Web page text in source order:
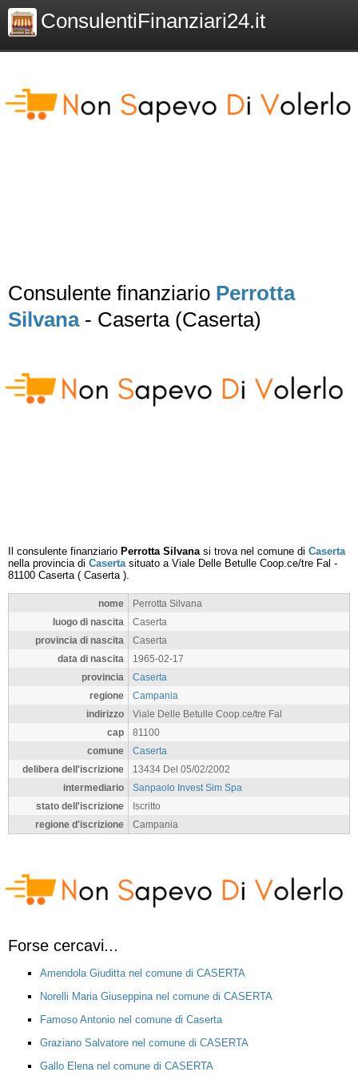
ConsulentiFinanziari24.it
Consulente finanziario Perrotta
Silvana- Caserta (Caserta)
Il consulente finanziario Perrotta Silvanasi trova nel comune di Caserta
nella provincia di Casertasituato a Viale Delle Betulle Coop.ce/tre Fal -
81100 Caserta( Caserta).
nome
Perrotta Silvana
luogo di nascita
Caserta
provincia di nascita
Caserta
data di nascita
1965-02-17
provincia
Caserta
regione
Campania
indirizzo
Viale Delle Betulle Coop.ce/tre Fal
cap
81100
comune
Caserta
delibera dell'iscrizione
13434 Del 05/02/2002
intermediario
Sanpaolo Invest Sim Spa
stato dell'iscrizione
Iscritto
regione d'iscrizione
Campania
Forse cercavi...
Amendola Giuditta nel comune di CASERTA
Norelli Maria Giuseppina nel comune di CASERTA
Famoso Antonio nel comune di Caserta
Graziano Salvatore nel comune di CASERTA
Gallo Elena nel comune di CASERTA